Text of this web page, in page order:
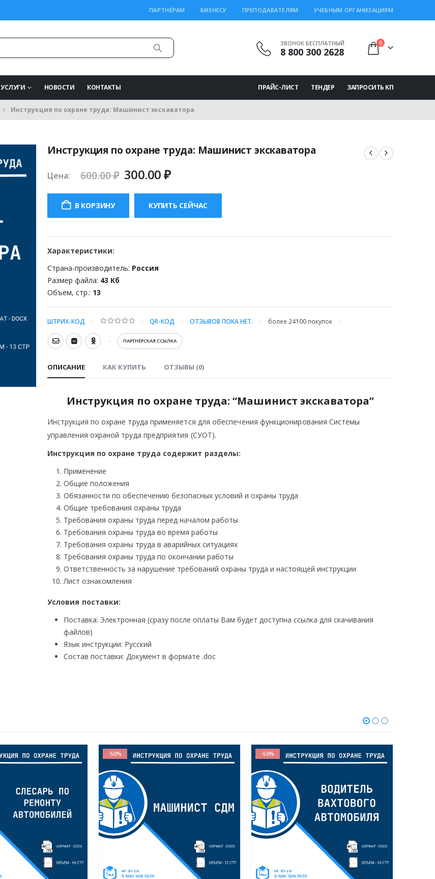
ПАРТНЁРАМ БИЗНЕСУ ПРЕПОДАВАТЕЛЯМ УЧЕБНЫМ ОРГАНИЗАЦИЯМ
ЗВОНОК БЕСПЛАТНЫЙ
8 800 300 2628
0
УСЛУГИ НОВОСТИ КОНТАКТЫ ПРАЙС-ЛИСТ ТЕНДЕР ЗАПРОСИТЬ КП
Инструкция по охране труда: Машинист экскаватора
Инструкция по охране труда: Машинист экскаватора
Цена: 600.00₽ Первоначальная
составляла
600.00 ₽.
300.00₽Текущая
300.00 ₽.
В КОРЗИНУ КУПИТЬ СЕЙЧАС
Характеристики:
Страна-производитель: Россия
Размер файла: 43 Кб
Объем, стр.: 13
ШТРИХ-КОД QR-КОД ОТЗЫВОВ ПОКА НЕТ. более 24100покупок
ПАРТНЁРСКАЯ ССЫЛКА
ОПИСАНИЕ КАК КУПИТЬ ОТЗЫВЫ (0)
Инструкция по охране труда: “Машинист экскаватора”
Инструкция по охране труда применяется для обеспечения функционирования Системы
управления охраной труда предприятия (СУОТ).
Инструкция по охране труда содержит разделы:
Применение
Общие положения
Обязанности по обеспечению безопасных условий и охраны труда
Общие требования охраны труда
Требования охраны труда перед началом работы
Требования охраны труда во время работы
Требования охраны труда в аварийных ситуациях
Требования охраны труда по окончании работы
Ответственность за нарушение требований охраны труда и настоящей инструкции
Лист ознакомления
Условия поставки:
Поставка: Электронная (сразу после оплаты Вам будет доступна ссылка для скачивания
файлов)
Язык инструкции: Русский
Состав поставки: Документ в формате .doc
-50% -50%